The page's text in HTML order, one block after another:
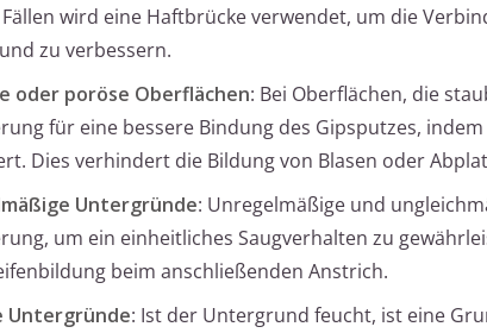
wird eine Haftbrücke verwendet, um die
zu verbessern.
oder poröse Oberflächen: Bei Oberflächen, die
für eine bessere Bindung des Gipsputzes,
Dies verhindert die Bildung von Blasen oder
Untergründe: Unregelmäßige und
um ein einheitliches Saugverhalten zu
beim anschließenden Anstrich.
Untergründe: Ist der Untergrund feucht, ist eine